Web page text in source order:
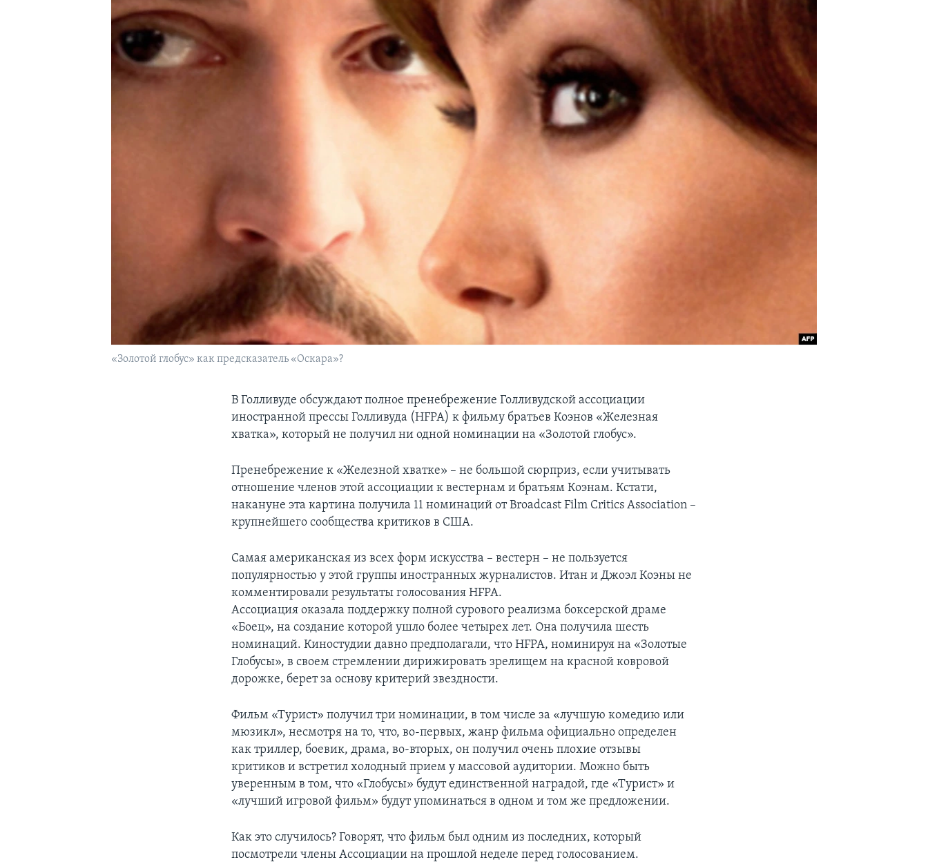
«Золотой глобус» как предсказатель «Оскара»?
В Голливуде обсуждают полное пренебрежение Голливудской ассоциации
иностранной прессы Голливуда (HFPA) к фильму братьев Коэнов «Железная
хватка», который не получил ни одной номинации на «Золотой глобус».
Пренебрежение к «Железной хватке» – не большой сюрприз, если учитывать
отношение членов этой ассоциации к вестернам и братьям Коэнам. Кстати,
накануне эта картина получила 11 номинаций от Broadcast Film Critics Association –
крупнейшего сообщества критиков в США.
Самая американская из всех форм искусства – вестерн – не пользуется
популярностью у этой группы иностранных журналистов. Итан и Джоэл Коэны не
комментировали результаты голосования HFPA.
Ассоциация оказала поддержку полной сурового реализма боксерской драме
«Боец», на создание которой ушло более четырех лет. Она получила шесть
номинаций. Киностудии давно предполагали, что HFPA, номинируя на «Золотые
Глобусы», в своем стремлении дирижировать зрелищем на красной ковровой
дорожке, берет за основу критерий звездности.
Фильм «Турист» получил три номинации, в том числе за «лучшую комедию или
мюзикл», несмотря на то, что, во-первых, жанр фильма официально определен
как триллер, боевик, драма, во-вторых, он получил очень плохие отзывы
критиков и встретил холодный прием у массовой аудитории. Можно быть
уверенным в том, что «Глобусы» будут единственной наградой, где «Турист» и
«лучший игровой фильм» будут упоминаться в одном и том же предложении.
Как это случилось? Говорят, что фильм был одним из последних, который
посмотрели члены Ассоциации на прошлой неделе перед голосованием.